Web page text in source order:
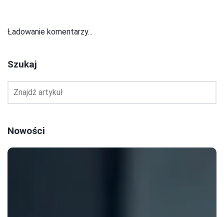
Ładowanie komentarzy...
Szukaj
Nowości